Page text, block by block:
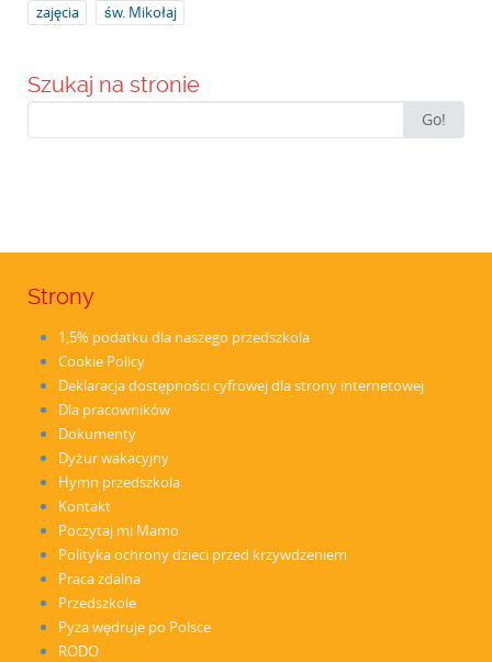
zajęcia
św. Mikołaj
Szukaj na stronie
for:
Go!
Strony
1,5% podatku dla naszego przedszkola
Cookie Policy
Deklaracja dostępności cyfrowej dla strony internetowej
Dla pracowników
Dokumenty
Dyżur wakacyjny
Hymn przedszkola
Kontakt
Poczytaj mi Mamo
Polityka ochrony dzieci przed krzywdzeniem
Praca zdalna
Przedszkole
Pyza wędruje po Polsce
RODO